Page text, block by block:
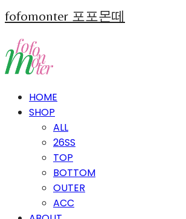
fofomonter 포포몬떼
HOME
SHOP
ALL
26SS
TOP
BOTTOM
OUTER
ACC